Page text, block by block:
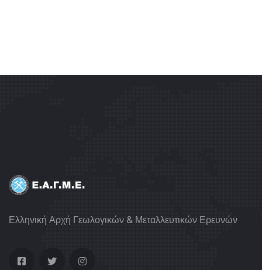
Ελληνική Αρχή Γεωλογικών & Μεταλλευτικών Ερευνών